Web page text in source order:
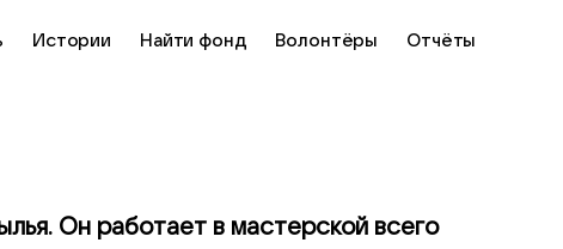
Истории Найти фонд Волонтёры Отчёты
Он работает в мастерской всего